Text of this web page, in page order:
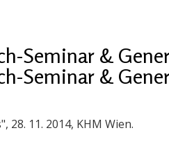
Seminar &
Seminar &
28. 11. 2014, KHM Wien.